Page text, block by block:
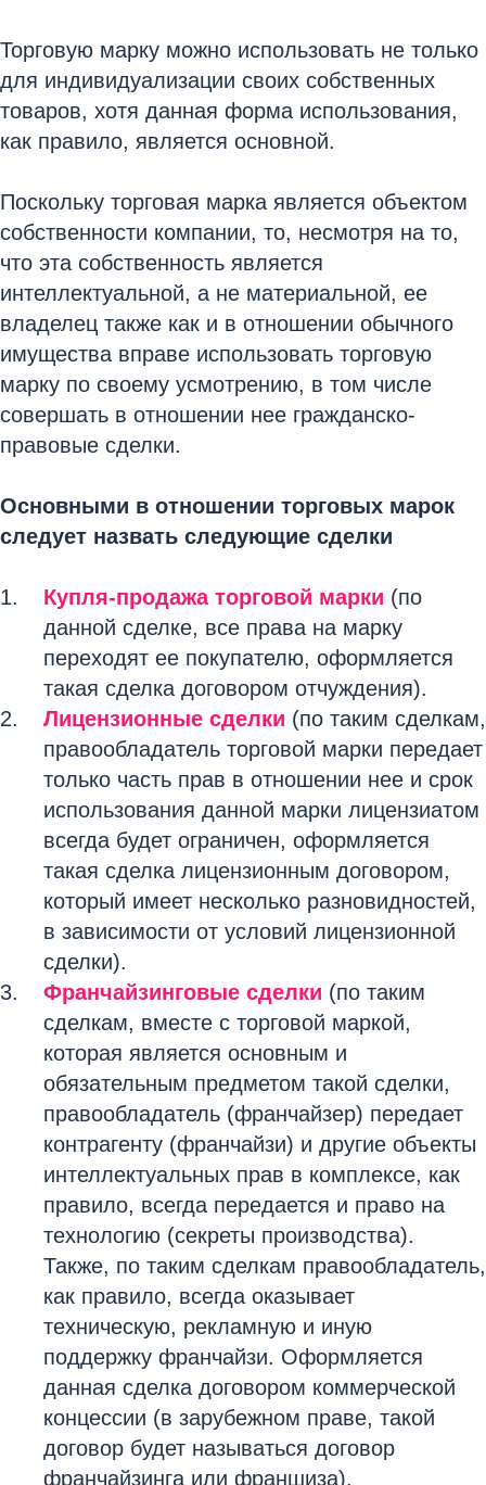
Торговую марку можно использовать не только
для индивидуализации своих собственных
товаров, хотя данная форма использования,
как правило, является основной.
Поскольку торговая марка является объектом
собственности компании, то, несмотря на то,
что эта собственность является
интеллектуальной, а не материальной, ее
владелец также как и в отношении обычного
имущества вправе использовать торговую
марку по своему усмотрению, в том числе
совершать в отношении нее гражданско-
правовые сделки.
Основными в отношении торговых марок
следует назвать следующие сделки
Купля-продажа торговой марки (по
данной сделке, все права на марку
переходят ее покупателю, оформляется
такая сделка договором отчуждения).
Лицензионные сделки (по таким сделкам,
правообладатель торговой марки передает
только часть прав в отношении нее и срок
использования данной марки лицензиатом
всегда будет ограничен, оформляется
такая сделка лицензионным договором,
который имеет несколько разновидностей,
в зависимости от условий лицензионной
сделки).
Франчайзинговые сделки (по таким
сделкам, вместе с торговой маркой,
которая является основным и
обязательным предметом такой сделки,
правообладатель (франчайзер) передает
контрагенту (франчайзи) и другие объекты
интеллектуальных прав в комплексе, как
правило, всегда передается и право на
технологию (секреты производства).
Также, по таким сделкам правообладатель,
как правило, всегда оказывает
техническую, рекламную и иную
поддержку франчайзи. Оформляется
данная сделка договором коммерческой
концессии (в зарубежном праве, такой
договор будет называться договор
франчайзинга или франшиза).